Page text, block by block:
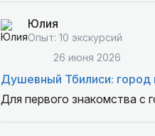
Юлия
Опыт: 10 экскурсий
26 июня 2026
Душевный Тбилиси: город
Для первого знакомства с